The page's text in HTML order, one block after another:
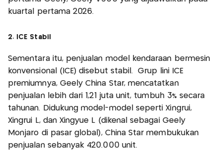
kuartal pertama 2026.
2. ICE Stabil
Sementara itu, penjualan model kendaraan bermesin
konvensional (ICE) disebut stabil. Grup lini ICE
premiumnya, Geely China Star, mencatatkan
penjualan lebih dari 1,21 juta unit, tumbuh 3% secara
tahunan. Didukung model-model seperti Xingrui,
Xingrui L, dan Xingyue L (dikenal sebagai Geely
Monjaro di pasar global), China Star membukukan
penjualan sebanyak 420.000 unit.